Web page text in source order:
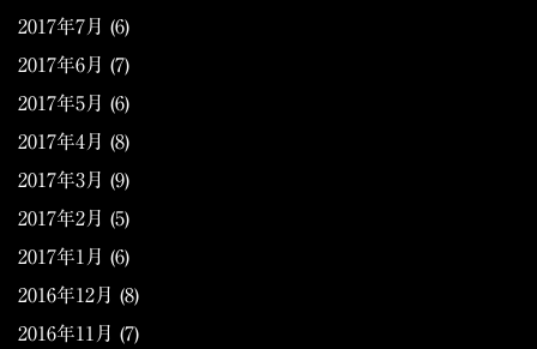
2017年7月 (6)
2017年6月 (7)
2017年5月 (6)
2017年4月 (8)
2017年3月 (9)
2017年2月 (5)
2017年1月 (6)
2016年12月 (8)
2016年11月 (7)